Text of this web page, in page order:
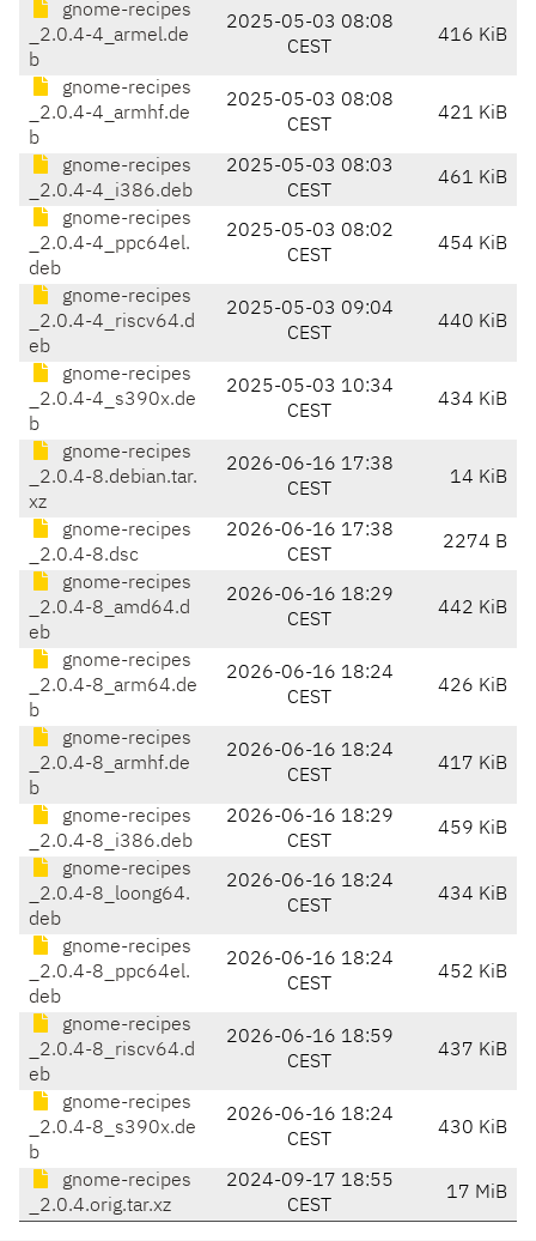
gnome-recipes
_2.0.4-4_armel.de
b
2025-05-03 08:08
CEST
416 KiB
gnome-recipes
_2.0.4-4_armhf.de
b
2025-05-03 08:08
CEST
421 KiB
gnome-recipes
_2.0.4-4_i386.deb
2025-05-03 08:03
CEST
461 KiB
gnome-recipes
_2.0.4-4_ppc64el.
deb
2025-05-03 08:02
CEST
454 KiB
gnome-recipes
_2.0.4-4_riscv64.d
eb
2025-05-03 09:04
CEST
440 KiB
gnome-recipes
_2.0.4-4_s390x.de
b
2025-05-03 10:34
CEST
434 KiB
gnome-recipes
_2.0.4-8.debian.tar.
xz
2026-06-16 17:38
CEST
14 KiB
gnome-recipes
_2.0.4-8.dsc
2026-06-16 17:38
CEST
2274 B
gnome-recipes
_2.0.4-8_amd64.d
eb
2026-06-16 18:29
CEST
442 KiB
gnome-recipes
_2.0.4-8_arm64.de
b
2026-06-16 18:24
CEST
426 KiB
gnome-recipes
_2.0.4-8_armhf.de
b
2026-06-16 18:24
CEST
417 KiB
gnome-recipes
_2.0.4-8_i386.deb
2026-06-16 18:29
CEST
459 KiB
gnome-recipes
_2.0.4-8_loong64.
deb
2026-06-16 18:24
CEST
434 KiB
gnome-recipes
_2.0.4-8_ppc64el.
deb
2026-06-16 18:24
CEST
452 KiB
gnome-recipes
_2.0.4-8_riscv64.d
eb
2026-06-16 18:59
CEST
437 KiB
gnome-recipes
_2.0.4-8_s390x.de
b
2026-06-16 18:24
CEST
430 KiB
gnome-recipes
_2.0.4.orig.tar.xz
2024-09-17 18:55
CEST
17 MiB